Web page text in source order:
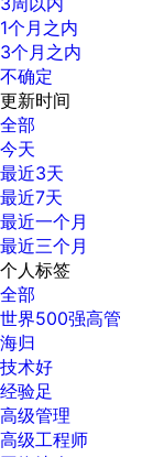
1个月之内
3个月之内
不确定
更新时间
全部
今天
最近3天
最近7天
最近一个月
最近三个月
个人标签
全部
世界500强高管
海归
技术好
经验足
高级管理
高级工程师